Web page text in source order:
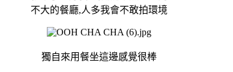
不大的餐廳,人多我會不敢拍環境
獨自來用餐坐這邊感覺很棒